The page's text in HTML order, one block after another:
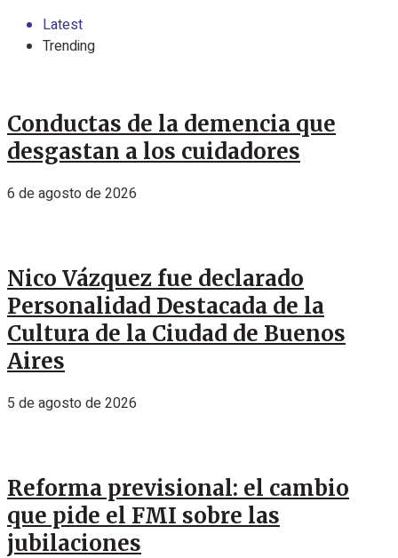
Latest
Trending
Conductas de la demencia que
desgastan a los cuidadores
6 de agosto de 2026
Nico Vázquez fue declarado
Personalidad Destacada de la
Cultura de la Ciudad de Buenos
Aires
5 de agosto de 2026
Reforma previsional: el cambio
que pide el FMI sobre las
jubilaciones